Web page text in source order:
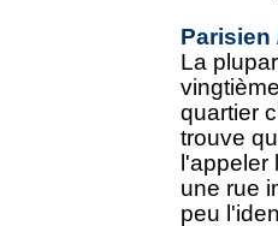
Parisien
La
quartier
trouve
une rue
peu